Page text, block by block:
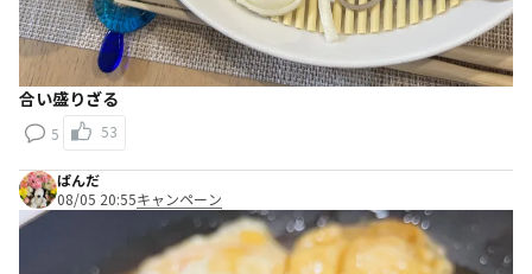
合い盛りざる
5 53
ぱんだ
08/05 20:55キャンペーン